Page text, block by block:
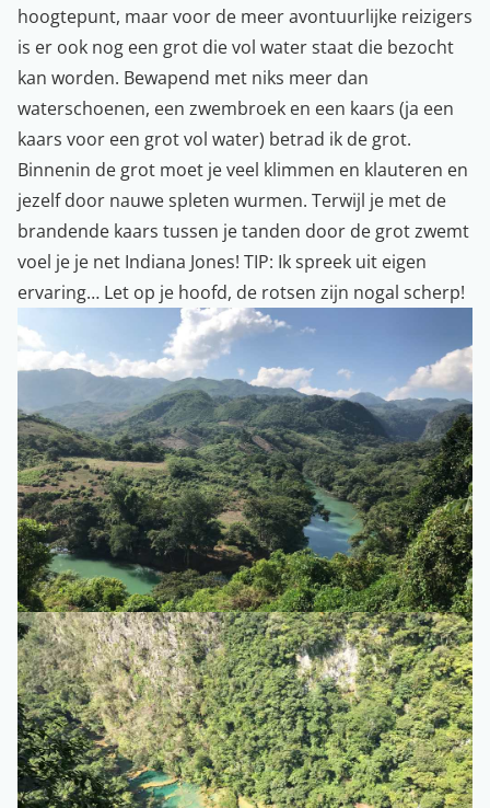
hoogtepunt, maar voor de meer avontuurlijke reizigers
is er ook nog een grot die vol water staat die bezocht
kan worden. Bewapend met niks meer dan
waterschoenen, een zwembroek en een kaars (ja een
kaars voor een grot vol water) betrad ik de grot.
Binnenin de grot moet je veel klimmen en klauteren en
jezelf door nauwe spleten wurmen. Terwijl je met de
brandende kaars tussen je tanden door de grot zwemt
voel je je net Indiana Jones! TIP: Ik spreek uit eigen
ervaring… Let op je hoofd, de rotsen zijn nogal scherp!